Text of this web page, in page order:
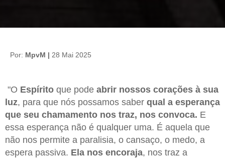
Por: MpvM | 28 Mai 2025
"O Espírito que pode abrir nossos corações à sua
luz, para que nós possamos saber qual a esperança
que seu chamamento nos traz, nos convoca. E
essa esperança não é qualquer uma. É aquela que
não nos permite a paralisia, o cansaço, o medo, a
espera passiva. Ela nos encoraja, nos traz a